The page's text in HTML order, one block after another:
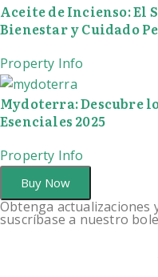
Aceite de Incienso: El
Bienestar y Cuidado
Property Info
Mydoterra: Descubre
Esenciales 2025
Property Info
Buy Now
Obtenga actualizaciones
suscríbase a nuestro